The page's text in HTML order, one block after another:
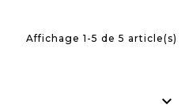
Affichage 1-5 de 5 article(s)
